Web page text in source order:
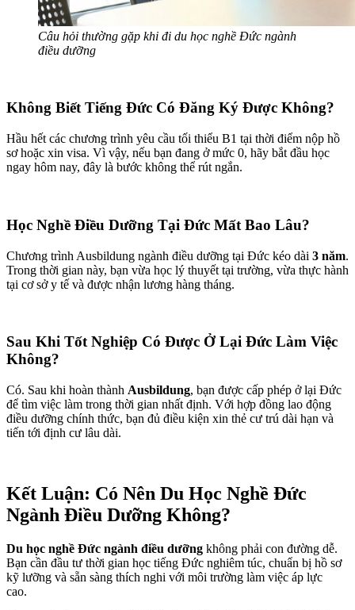
Câu hỏi thường gặp khi đi du học nghề Đức ngành
điều dưỡng
Không Biết Tiếng Đức Có Đăng Ký Được Không?
Hầu hết các chương trình yêu cầu tối thiểu B1 tại thời điểm nộp hồ
sơ hoặc xin visa. Vì vậy, nếu bạn đang ở mức 0, hãy bắt đầu học
ngay hôm nay, đây là bước không thể rút ngắn.
Học Nghề Điều Dưỡng Tại Đức Mất Bao Lâu?
Chương trình Ausbildung ngành điều dưỡng tại Đức kéo dài 3 năm.
Trong thời gian này, bạn vừa học lý thuyết tại trường, vừa thực hành
tại cơ sở y tế và được nhận lương hàng tháng.
Sau Khi Tốt Nghiệp Có Được Ở Lại Đức Làm Việc
Không?
Có. Sau khi hoàn thành Ausbildung, bạn được cấp phép ở lại Đức
để tìm việc làm trong thời gian nhất định. Với hợp đồng lao động
điều dưỡng chính thức, bạn đủ điều kiện xin thẻ cư trú dài hạn và
tiến tới định cư lâu dài.
Kết Luận: Có Nên Du Học Nghề Đức
Ngành Điều Dưỡng Không?
Du học nghề Đức ngành điều dưỡng không phải con đường dễ.
Bạn cần đầu tư thời gian học tiếng Đức nghiêm túc, chuẩn bị hồ sơ
kỹ lưỡng và sẵn sàng thích nghi với môi trường làm việc áp lực
cao.